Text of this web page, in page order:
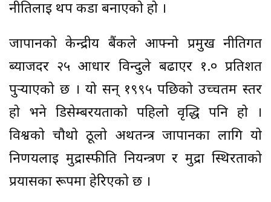
नीतिलाई थप कडा बनाएको हो ।
जापानको केन्द्रीय बैंकले आफ्नो प्रमुख नीतिगत
ब्याजदर २५ आधार विन्दुले बढाएर १.० प्रतिशत
पुर्‍याएको छ । यो सन् १९९५ पछिको उच्चतम स्तर
हो भने डिसेम्बरयताको पहिलो वृद्धि पनि हो ।
विश्वको चौथो ठूलो अर्थतन्त्र जापानका लागि यो
निर्णयलाई मुद्रास्फीति नियन्त्रण र मुद्रा स्थिरताको
प्रयासका रूपमा हेरिएको छ ।